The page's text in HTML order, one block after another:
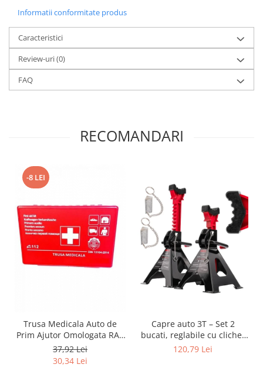
Informatii conformitate produs
Caracteristici
Review-uri(0)
FAQ
RECOMANDARI
-8 LEI
Trusa Medicala Auto de
Prim Ajutor Omologata RAR
si DIN, Valabilitate 5 Ani
(Productie Proaspata Aprilie
37,92 Lei
30,34 Lei
Capre auto 3T – Set 2
bucati, reglabile cu clichet
si stift de siguranta
120,79 Lei